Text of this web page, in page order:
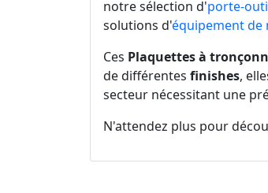
notre sélection d'porte-
solutions d'équipement de
Ces Plaquettes à
de différentes finishes,
secteur nécessitant une
N'attendez plus pour